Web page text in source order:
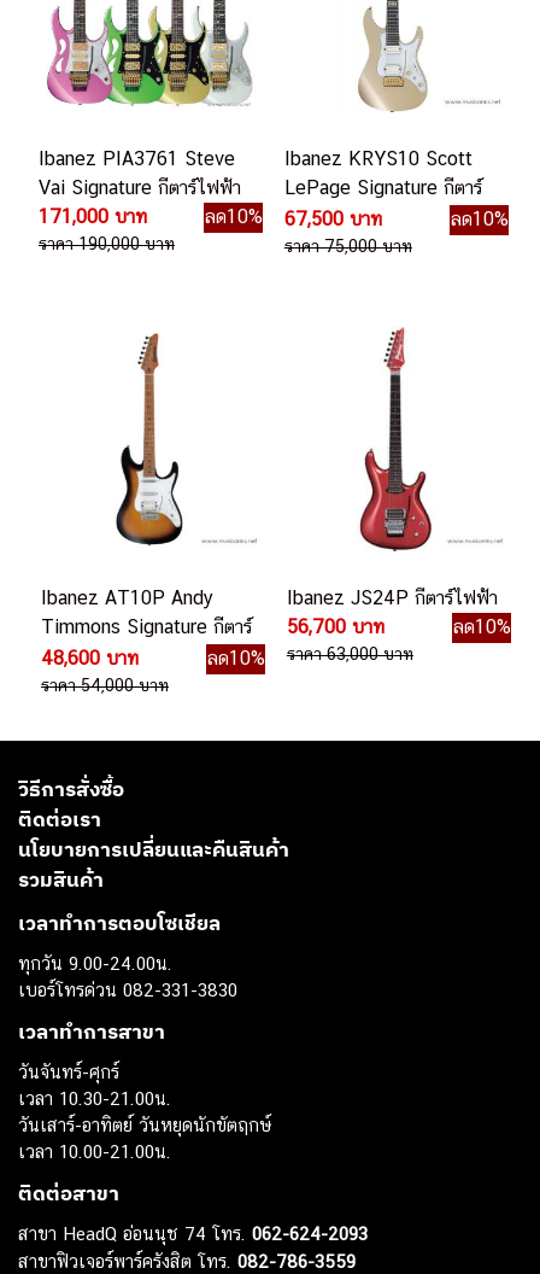
Ibanez PIA3761 Steve
Vai Signature กีตาร์ไฟฟ้า
171,000 บาท
ลด10%
ราคา 190,000 บาท
Ibanez KRYS10 Scott
LePage Signature กีตาร์
ไฟฟ้า
67,500 บาท ลด10%
ราคา 75,000 บาท
Ibanez AT10P Andy
Timmons Signature กีตาร์
ไฟฟ้า
48,600 บาท ลด10%
ราคา 54,000 บาท
Ibanez JS24P กีตาร์ไฟฟ้า
56,700 บาท
ลด10%
ราคา 63,000 บาท
วิธีการสั่งซื้อ
ติดต่อเรา
นโยบายการเปลี่ยนและคืนสินค้า
รวมสินค้า
เวลาทำการตอบโซเชียล
ทุกวัน 9.00-24.00น.
เบอร์โทรด่วน 082-331-3830
เวลาทำการสาขา
วันจันทร์-ศุกร์
เวลา 10.30-21.00น.
วันเสาร์-อาทิตย์ วันหยุดนักขัตฤกษ์
เวลา 10.00-21.00น.
ติดต่อสาขา
สาขา HeadQ อ่อนนุช 74 โทร. 062-624-2093
สาขาฟิวเจอร์พาร์ครังสิต โทร. 082-786-3559